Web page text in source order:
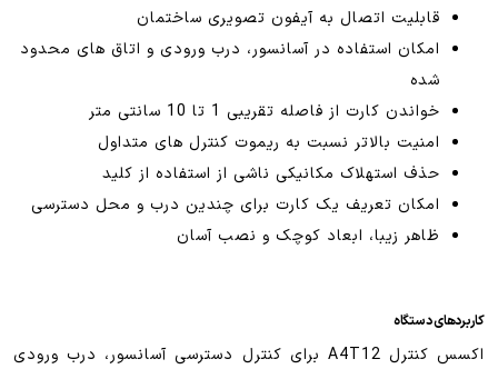
قابلیت اتصال به آیفون تصویری ساختمان
امکان استفاده در آسانسور، درب ورودی و اتاق های محدود
شده
خواندن کارت از فاصله تقریبی 1 تا 10 سانتی متر
امنیت بالاتر نسبت به ریموت کنترل های متداول
حذف استهلاک مکانیکی ناشی از استفاده از کلید
امکان تعریف یک کارت برای چندین درب و محل دسترسی
ظاهر زیبا، ابعاد کوچک و نصب آسان
کاربردهای دستگاه
اکسس کنترل A4T12 برای کنترل دسترسی آسانسور، درب ورودی